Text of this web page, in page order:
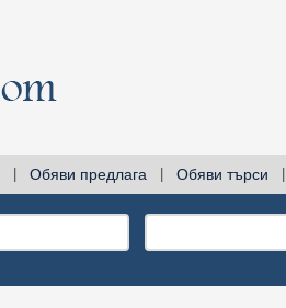
Обяви предлага Обяви търси